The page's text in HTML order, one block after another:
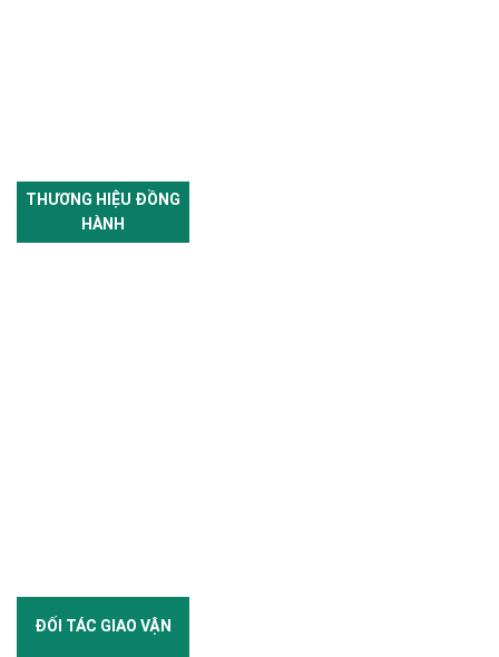
THƯƠNG HIỆU ĐỒNG
HÀNH
ĐỐI TÁC GIAO VẬN